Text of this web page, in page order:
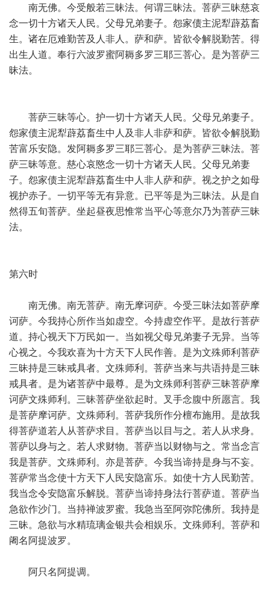
南无佛。今受般若三昧法。何谓三昧法。菩萨三昧慈哀
念一切十方诸天人民。父母兄弟妻子。怨家债主泥犁薜荔畜
生。诸在厄难勤苦及人非人。萨和萨。皆欲令解脱勤苦。得
出生人道。奉行六波罗蜜阿耨多罗三耶三菩心。是为菩萨三
昧法。
菩萨三昧等心。护一切十方诸天人民。父母兄弟妻子。
怨家债主泥犁薜荔畜生中人及非人非萨和萨。皆欲令解脱勤
苦富乐安隐。发阿耨多罗三耶三菩心。是为菩萨三昧法。菩
萨三昧等意。慈心哀愍念一切十方诸天人民。父母兄弟妻
子。怨家债主泥犁薜荔畜生中人非人萨和萨。视之护之如母
视护赤子。一切平等无有异意。已平等是为三昧法。从是自
然得五旬菩萨。坐起昼夜思惟常当平心等意尔乃为菩萨三昧
法。
第六时
南无佛。南无菩萨。南无摩诃萨。今受三昧法如菩萨摩
诃萨。今我持心所作当如虚空。今持虚空作平。是故行菩萨
道。持心视天下万民如一。当如视父母兄弟妻子无异。当等
心视之。今我欢喜为十方天下人民作善。是为文殊师利菩萨
三昧持是三昧戒具者。文殊师利。菩萨当来与共语持是三昧
戒具者。是为诸菩萨中最尊。是为文殊师利菩萨三昧菩萨摩
诃萨文殊师利。三昧菩萨坐欲起时。叉手念腹中所愿言。我
是菩萨摩诃萨。文殊师利。菩萨我所作分檀布施用。是故我
得菩萨道若人从菩萨求目。菩萨当以目与之。若人从求身。
菩萨以身与之。若人求财物。菩萨当以财物与之。常当念言
我是菩萨。文殊师利。亦是菩萨。今我当谛持是身与不妄。
菩萨常当念使十方天下人民安隐富乐。如使十方人民勤苦。
我当念令安隐富乐解脱。菩萨当谛持身法行菩萨道。菩萨当
急欲作沙门。当持禅波罗蜜。我急当至阿弥陀佛所。我持是
三昧。急欲与水精琉璃金银共会相娱乐。文殊师利。菩萨和
阇名阿提波罗。
阿只名阿提调。